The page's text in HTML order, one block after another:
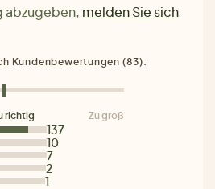
abzugeben, melden Sie sich
137
10
7
2
1
Kundenbewertungen (83):
richtig Zu groß